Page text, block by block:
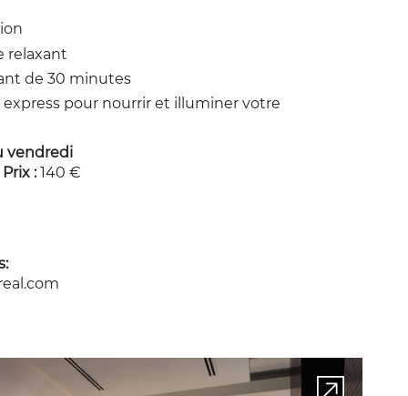
relaxant
de 30 minutes
express pour nourrir et illuminer votre
vendredi
Prix :140 €